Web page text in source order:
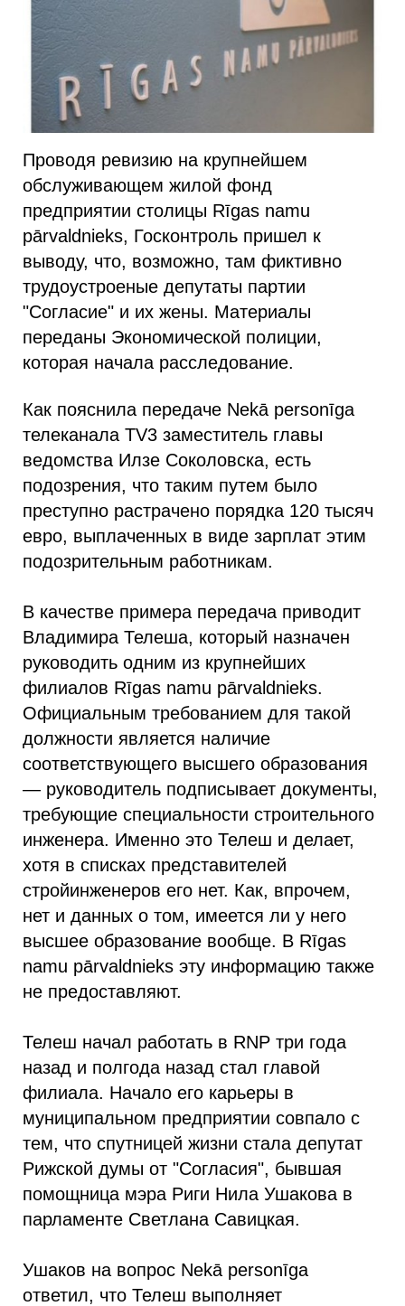
Проводя ревизию на крупнейшем
обслуживающем жилой фонд
предприятии столицы Rīgas namu
pārvaldnieks, Госконтроль пришел к
выводу, что, возможно, там фиктивно
трудоустроеные депутаты партии
"Согласие" и их жены. Материалы
переданы Экономической полиции,
которая начала расследование.
Как пояснила передаче Nekā personīga
телеканала TV3 заместитель главы
ведомства Илзе Соколовска, есть
подозрения, что таким путем было
преступно растрачено порядка 120 тысяч
евро, выплаченных в виде зарплат этим
подозрительным работникам.
В качестве примера передача приводит
Владимира Телеша, который назначен
руководить одним из крупнейших
филиалов Rīgas namu pārvaldnieks.
Официальным требованием для такой
должности является наличие
соответствующего высшего образования
— руководитель подписывает документы,
требующие специальности строительного
инженера. Именно это Телеш и делает,
хотя в списках представителей
стройинженеров его нет. Как, впрочем,
нет и данных о том, имеется ли у него
высшее образование вообще. В Rīgas
namu pārvaldnieks эту информацию также
не предоставляют.
Телеш начал работать в RNP три года
назад и полгода назад стал главой
филиала. Начало его карьеры в
муниципальном предприятии совпало с
тем, что спутницей жизни стала депутат
Рижской думы от "Согласия", бывшая
помощница мэра Риги Нила Ушакова в
парламенте Светлана Савицкая.
Ушаков на вопрос Nekā personīga
ответил, что Телеш выполняет